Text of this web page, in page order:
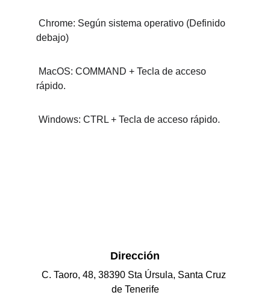
debajo)
rápido.
Windows: CTRL + Tecla de acceso rápido.
Dirección
C. Taoro, 48, 38390 Sta Úrsula, Santa Cruz
de Tenerife